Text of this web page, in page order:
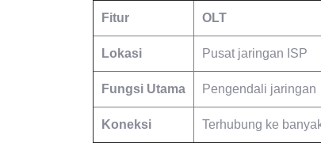
Fitur OLT
Lokasi Pusat jaringan ISP
Fungsi Utama Pengendali jaringan
Koneksi Terhubung ke